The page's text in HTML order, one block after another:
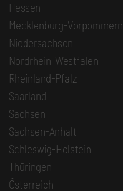
Hessen
Mecklenburg-Vorpommern
Niedersachsen
Nordrhein-Westfalen
Rheinland-Pfalz
Saarland
Sachsen
Sachsen-Anhalt
Schleswig-Holstein
Thüringen
Österreich